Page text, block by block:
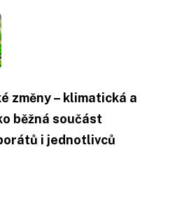
změny – klimatická a
běžná součást
i jednotlivců